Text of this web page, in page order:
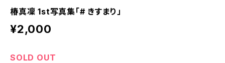
椿真凜 1st写真集「# きすまり」
¥2,000
SOLD OUT